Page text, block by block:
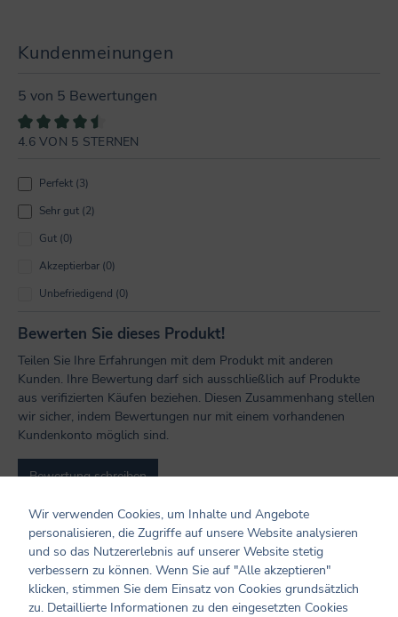
Kundenmeinungen
5 von 5 Bewertungen
Durchschnittliche Bewertung von 4.6 von 5 Sternen
4.6 VON 5 STERNEN
Perfekt (3)
Sehr gut (2)
Gut (0)
Akzeptierbar (0)
Unbefriedigend (0)
Bewerten Sie dieses Produkt!
Teilen Sie Ihre Erfahrungen mit dem Produkt mit anderen
Kunden. Ihre Bewertung darf sich ausschließlich auf Produkte
aus verifizierten Käufen beziehen. Diesen Zusammenhang stellen
wir sicher, indem Bewertungen nur mit einem vorhandenen
Kundenkonto möglich sind.
Bewertung schreiben
Bewertungen nur in der aktuellen Sprache anzeigen.
Sortiert nach
Wir verwenden Cookies, um Inhalte und Angebote
personalisieren, die Zugriffe auf unsere Website analysieren
und so das Nutzererlebnis auf unserer Website stetig
verbessern zu können. Wenn Sie auf "Alle akzeptieren"
klicken, stimmen Sie dem Einsatz von Cookies grundsätzlich
zu. Detaillierte Informationen zu den eingesetzten Cookies